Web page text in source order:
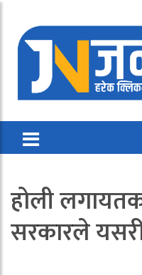
होली
सरकारले